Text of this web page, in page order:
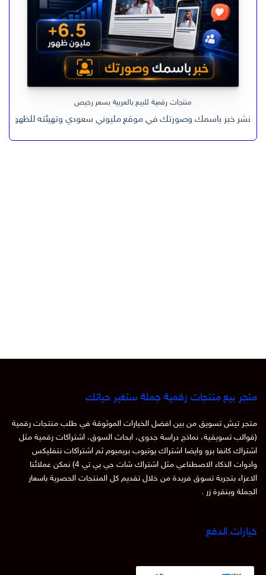
منتجات رقمية للبيع بالعربية بسعر رخيص
نشر خبر باسمك وصورتك في موقع مليوني سعودي وتهيئته للظهور
متجر بيع منتجات رقمية جملة ستغير حياتك
متجر تيش تسويق من بين افضل الخيارات الموثوقة في طلب منتجات رقمية
(قوالب تسويقية، نماذج دراسة جدوى، ابحاث السوق، اشتراكات رقمية مثل
اشتراك كانفا برو وايضا اشتراك يوتيوب بريميوم ثم اشتراكات نتفليكس
وادوات الذكاء الاصطناعي مثل اشتراك شات جي بي تي 4) نمكن عملائنا
الاعزاء بتجربة تسوق فريدة من خلال تقديم كل المنتجات الحصرية باسعار
الجملة وبنقرة زر .
خيارات الدفع